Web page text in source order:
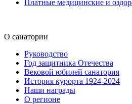
Платные медицинские и
О санатории
Руководство
Год защитника Отечества
Вековой юбилей санатория
История курорта 1924-2024
Наши награды
О регионе